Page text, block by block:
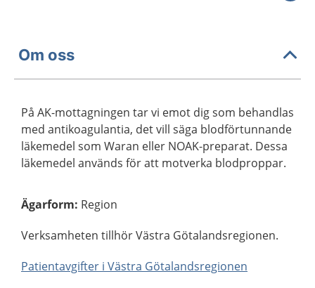
Om oss
På AK-mottagningen tar vi emot dig som behandlas
med antikoagulantia, det vill säga blodförtunnande
läkemedel som Waran eller NOAK-preparat. Dessa
läkemedel används för att motverka blodproppar.
Ägarform: Region
Verksamheten tillhör Västra Götalandsregionen.
Patientavgifter i Västra Götalandsregionen